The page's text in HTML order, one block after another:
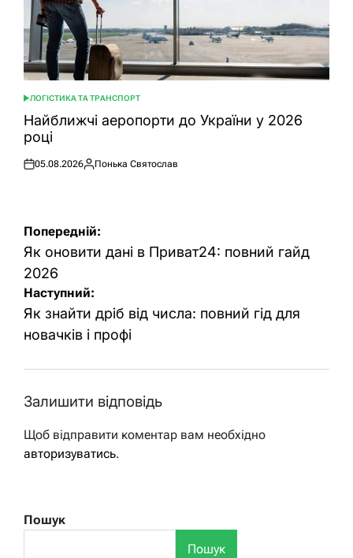
ОПУБЛІКУВАТИ
У
ЛОГІСТИКА ТА ТРАНСПОРТ
Найближчі аеропорти до України у 2026
році
Оприлюднено
05.08.2026
Опубліковано
Понька Святослав
Навігація
записів
Попередній:
Як оновити дані в Приват24: повний гайд
2026
Наступний:
Як знайти дріб від числа: повний гід для
новачків і профі
Залишити відповідь
Щоб відправити коментар вам необхідно
авторизуватись.
Пошук
Пошук